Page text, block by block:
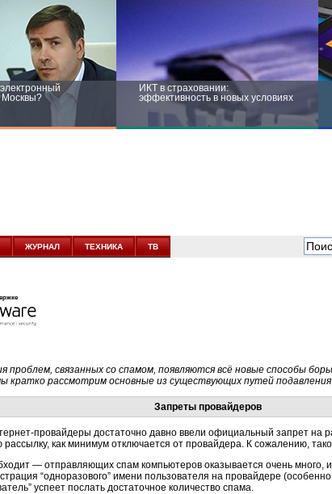
Москвы?
ИКТ в страховании:
эффективность в новых условиях
новых условиях
ЖУРНАЛ ТЕХНИКА ТВ
проблем, связанных со спамом, появляются всё новые способы
кратко рассмотрим основные из существующих путей подавления
Запреты провайдеров
провайдеры достаточно давно ввели официальный запрет на
как минимум отключается от провайдера. К сожалению,
— отправляющих спам компьютеров оказывается очень
“одноразового” имени пользователя на провайдере
успеет послать достаточное количество спама.